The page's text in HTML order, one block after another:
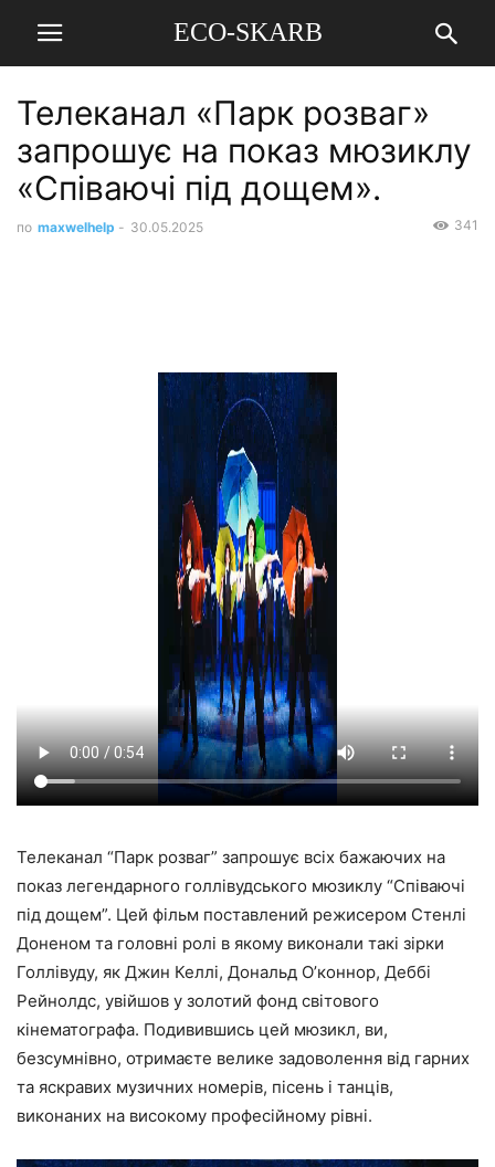
ECO-SKARB
Телеканал «Парк розваг»
запрошує на показ мюзиклу
«Співаючі під дощем».
по maxwelhelp - 30.05.2025 341
Телеканал “Парк розваг” запрошує всіх бажаючих на
показ легендарного голлівудського мюзиклу “Співаючі
під дощем”. Цей фільм поставлений режисером Стенлі
Доненом та головні ролі в якому виконали такі зірки
Голлівуду, як Джин Келлі, Дональд О’коннор, Деббі
Рейнолдс, увійшов у золотий фонд світового
кінематографа. Подивившись цей мюзикл, ви,
безсумнівно, отримаєте велике задоволення від гарних
та яскравих музичних номерів, пісень і танців,
виконаних на високому професійному рівні.